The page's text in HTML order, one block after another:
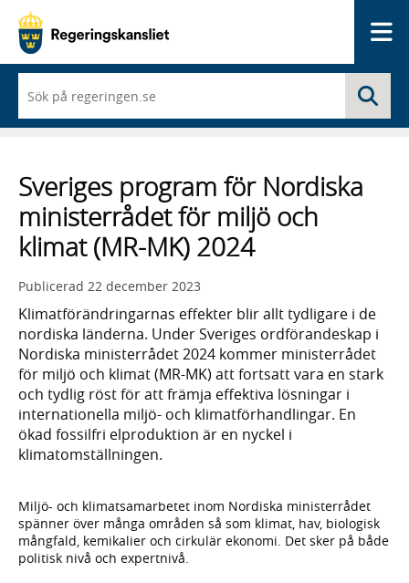
du
börjar
skriva
en
lista
med
sökförslag
Sveriges program för Nordiska
ministerrådet för miljö och
klimat (MR-MK) 2024
Publicerad 22 december 2023
Klimatförändringarnas effekter blir allt tydligare i de
nordiska länderna. Under Sveriges ordförandeskap i
Nordiska ministerrådet 2024 kommer ministerrådet
för miljö och klimat (MR-MK) att fortsatt vara en stark
och tydlig röst för att främja effektiva lösningar i
internationella miljö- och klimatförhandlingar. En
ökad fossilfri elproduktion är en nyckel i
klimatomställningen.
Miljö- och klimatsamarbetet inom Nordiska ministerrådet
spänner över många områden så som klimat, hav, biologisk
mångfald, kemikalier och cirkulär ekonomi. Det sker på både
politisk nivå och expertnivå.